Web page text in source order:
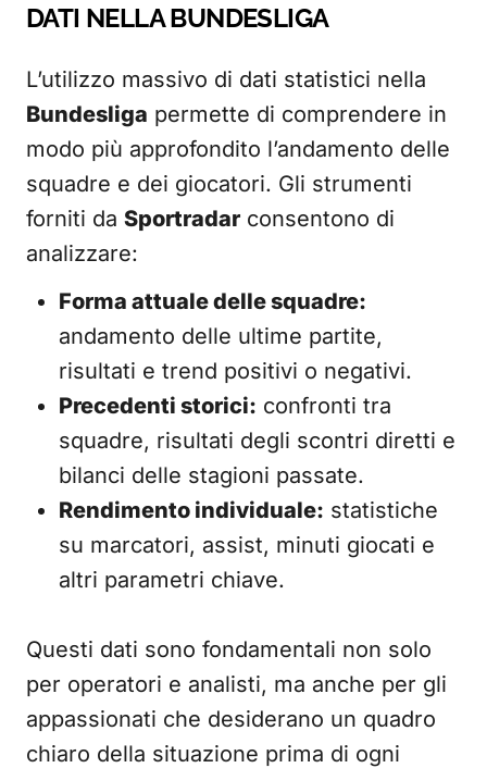
DATI NELLA BUNDESLIGA
L’utilizzo massivo di dati statistici nella
Bundesliga permette di comprendere in
modo più approfondito l’andamento delle
squadre e dei giocatori. Gli strumenti
forniti da Sportradar consentono di
analizzare:
Forma attuale delle squadre:
andamento delle ultime partite,
risultati e trend positivi o negativi.
Precedenti storici: confronti tra
squadre, risultati degli scontri diretti e
bilanci delle stagioni passate.
Rendimento individuale: statistiche
su marcatori, assist, minuti giocati e
altri parametri chiave.
Questi dati sono fondamentali non solo
per operatori e analisti, ma anche per gli
appassionati che desiderano un quadro
chiaro della situazione prima di ogni